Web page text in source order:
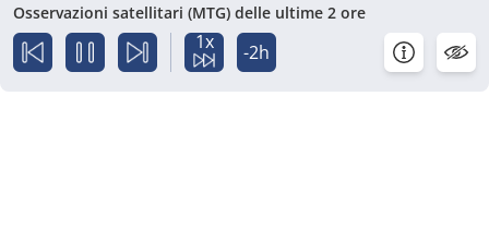
Osservazioni satellitari (MTG) delle ultime 2 ore
1x -2h